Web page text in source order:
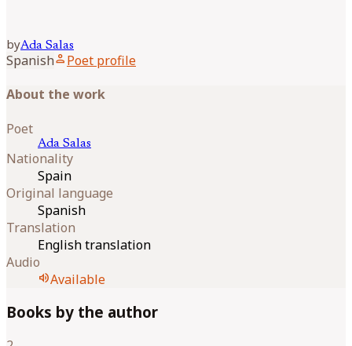
byAda Salas
Spanishperson Poet profile
About the work
Poet
Ada Salas
Nationality
Spain
Original language
Spanish
Translation
English translation
Audio
volume_upAvailable
Books by the author